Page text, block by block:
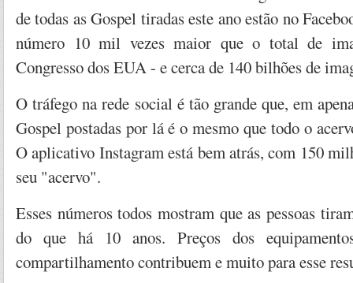
de todas as Gospel tiradas este ano estão no
número 10 mil vezes maior que o total de
Congresso dos EUA - e cerca de 140 bilhões de
O tráfego na rede social é tão grande que, em
Gospel postadas por lá é o mesmo que todo o
O aplicativo Instagram está bem atrás, com 150
seu "acervo".
Esses números todos mostram que as pessoas
do que há 10 anos. Preços dos
compartilhamento contribuem e muito para esse